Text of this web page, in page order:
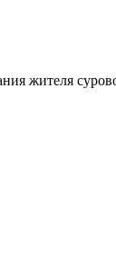
жителя